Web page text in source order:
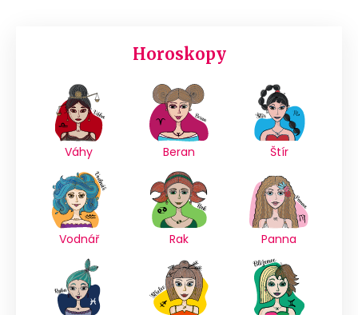
Horoskopy
Váhy Beran Štír
Vodnář Rak Panna